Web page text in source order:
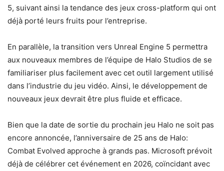
5, suivant ainsi la tendance des jeux cross-platform qui ont
déjà porté leurs fruits pour l’entreprise.
En parallèle, la transition vers Unreal Engine 5 permettra
aux nouveaux membres de l’équipe de Halo Studios de se
familiariser plus facilement avec cet outil largement utilisé
dans l’industrie du jeu vidéo. Ainsi, le développement de
nouveaux jeux devrait être plus fluide et efficace.
Bien que la date de sortie du prochain jeu Halo ne soit pas
encore annoncée, l’anniversaire de 25 ans de Halo:
Combat Evolved approche à grands pas. Microsoft prévoit
déjà de célébrer cet événement en 2026, coïncidant avec